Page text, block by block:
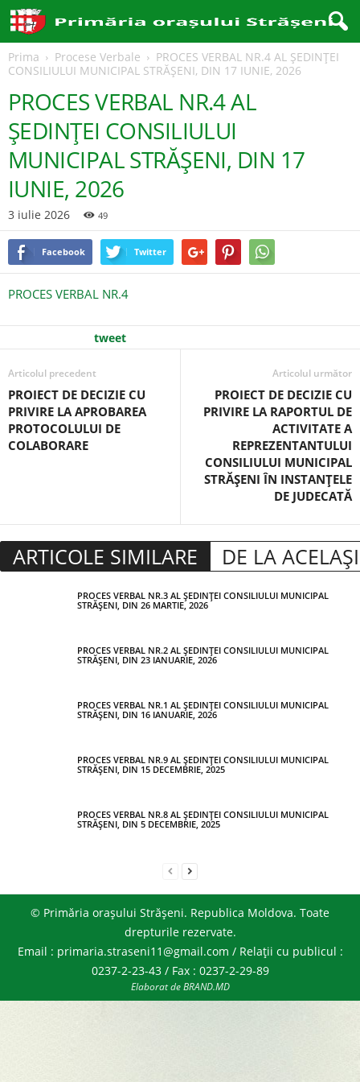
Prima Procese Verbale
PROCES VERBAL NR.4 AL ȘEDINȚEI
CONSILIULUI MUNICIPAL STRĂȘENI, DIN 17 IUNIE, 2026
PROCES VERBAL NR.4 AL
ȘEDINȚEI CONSILIULUI
MUNICIPAL STRĂȘENI, DIN 17
IUNIE, 2026
3 iulie 2026 49
Facebook Twitter
PROCES VERBAL NR.4
tweet
Articolul precedent
PROIECT DE DECIZIE CU
PRIVIRE LA APROBAREA
PROTOCOLULUI DE
COLABORARE
Articolul următor
PROIECT DE DECIZIE CU
PRIVIRE LA RAPORTUL DE
ACTIVITATE A
REPREZENTANTULUI
CONSILIULUI MUNICIPAL
STRĂȘENI ÎN INSTANȚELE
DE JUDECATĂ
ARTICOLE SIMILARE DE LA
PROCES VERBAL NR.3 AL ȘEDINȚEI CONSILIULUI MUNICIPAL
STRĂȘENI, DIN 26 MARTIE, 2026
PROCES VERBAL NR.2 AL ȘEDINȚEI CONSILIULUI MUNICIPAL
STRĂȘENI, DIN 23 IANUARIE, 2026
PROCES VERBAL NR.1 AL ȘEDINȚEI CONSILIULUI MUNICIPAL
STRĂȘENI, DIN 16 IANUARIE, 2026
PROCES VERBAL NR.9 AL ȘEDINȚEI CONSILIULUI MUNICIPAL
STRĂȘENI, DIN 15 DECEMBRIE, 2025
PROCES VERBAL NR.8 AL ȘEDINȚEI CONSILIULUI MUNICIPAL
STRĂȘENI, DIN 5 DECEMBRIE, 2025
© Primăria orașului Strășeni. Republica Moldova. Toate
drepturile rezervate.
Email : primaria.straseni11@gmail.com / Relații cu publicul :
0237-2-23-43 / Fax : 0237-2-29-89
Elaborat de BRAND.MD